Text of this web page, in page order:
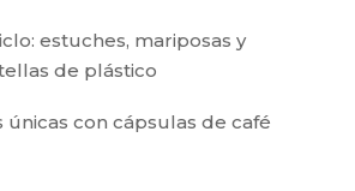
estuches, mariposas y
de plástico
únicas con cápsulas de café